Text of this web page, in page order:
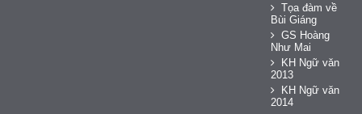
Tọa đàm về
Bùi Giáng
GS Hoàng
Như Mai
KH Ngữ văn
2013
KH Ngữ văn
2014